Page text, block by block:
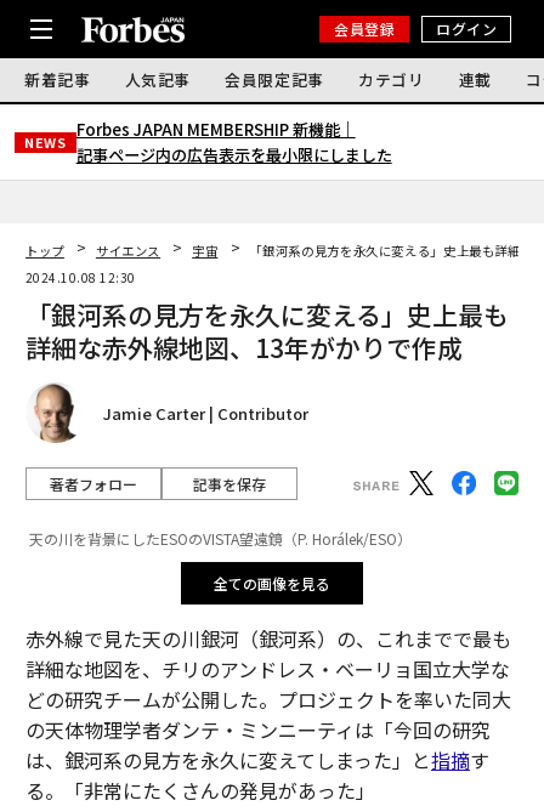
会員登録 ログイン
新着記事 人気記事 会員限定記事 カテゴリ 連載
NEWS
Forbes JAPAN MEMBERSHIP 新機能｜
記事ページ内の広告表示を最小限にしました
トップ サイエンス 宇宙
「銀河系の見方を永久に変える」史上最も詳細
2024.10.08 12:30
「銀河系の見方を永久に変える」史上最も
詳細な赤外線地図、13年がかりで作成
Jamie Carter | Contributor
著者フォロー 記事を保存
天の川を背景にしたESOのVISTA望遠鏡（P. Horálek/ESO）
全ての画像を見る
赤外線で見た天の川銀河（銀河系）の、これまでで最も
詳細な地図を、チリのアンドレス・ベーリョ国立大学な
どの研究チームが公開した。プロジェクトを率いた同大
の天体物理学者ダンテ・ミンニーティは「今回の研究
は、銀河系の見方を永久に変えてしまった」と指摘す
る。「非常にたくさんの発見があった」